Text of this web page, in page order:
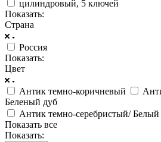
цилиндровый, 5 ключей
Показать:
Страна
Россия
Показать:
Цвет
Антик темно-коричневый
Беленый дуб
Антик темно-серебристый/ Белый
Показать все
Показать: